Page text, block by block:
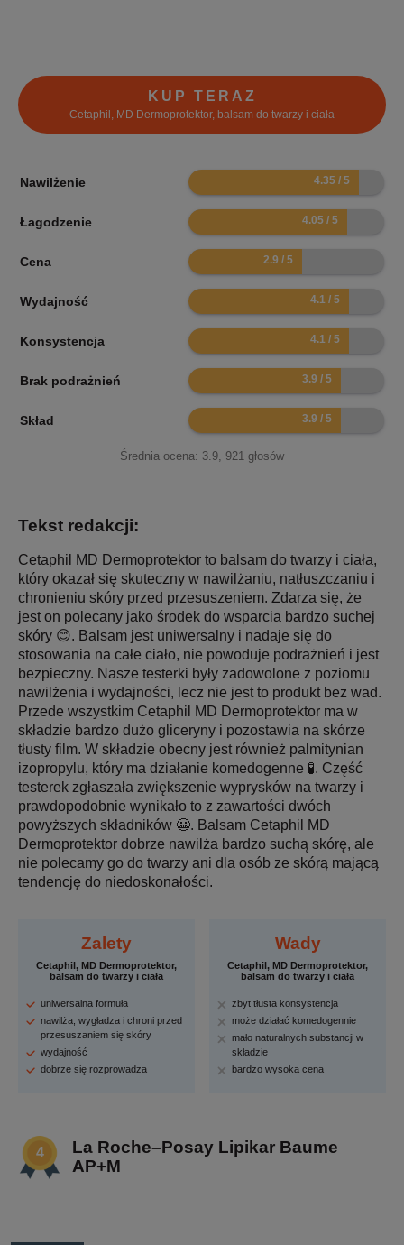
KUP TERAZ
Cetaphil, MD Dermoprotektor, balsam do twarzy i ciała
Nawilżenie 8.7
Łagodzenie 8.1
Cena 5.8
Wydajność 8.2
Konsystencja 8.2
Brak podrażnień 7.8
Skład 7.8
Średnia ocena: 3.9, 921 głosów
Tekst redakcji:
Cetaphil MD Dermoprotektor to balsam do twarzy i ciała,
który okazał się skuteczny w nawilżaniu, natłuszczaniu i
chronieniu skóry przed przesuszeniem. Zdarza się, że
jest on polecany jako środek do wsparcia bardzo suchej
skóry 😊. Balsam jest uniwersalny i nadaje się do
stosowania na całe ciało, nie powoduje podrażnień i jest
bezpieczny. Nasze testerki były zadowolone z poziomu
nawilżenia i wydajności, lecz nie jest to produkt bez wad.
Przede wszystkim Cetaphil MD Dermoprotektor ma w
składzie bardzo dużo gliceryny i pozostawia na skórze
tłusty film. W składzie obecny jest również palmitynian
izopropylu, który ma działanie komedogenne 🧪. Część
testerek zgłaszała zwiększenie wyprysków na twarzy i
prawdopodobnie wynikało to z zawartości dwóch
powyższych składników 😬. Balsam Cetaphil MD
Dermoprotektor dobrze nawilża bardzo suchą skórę, ale
nie polecamy go do twarzy ani dla osób ze skórą mającą
tendencję do niedoskonałości.
Zalety
Cetaphil, MD Dermoprotektor,
balsam do twarzy i ciała
uniwersalna formuła
nawilża, wygładza i chroni przed
przesuszaniem się skóry
wydajność
dobrze się rozprowadza
Wady
Cetaphil, MD Dermoprotektor,
balsam do twarzy i ciała
zbyt tłusta konsystencja
może działać komedogennie
mało naturalnych substancji w
składzie
bardzo wysoka cena
La Roche–Posay Lipikar Baume
AP+M